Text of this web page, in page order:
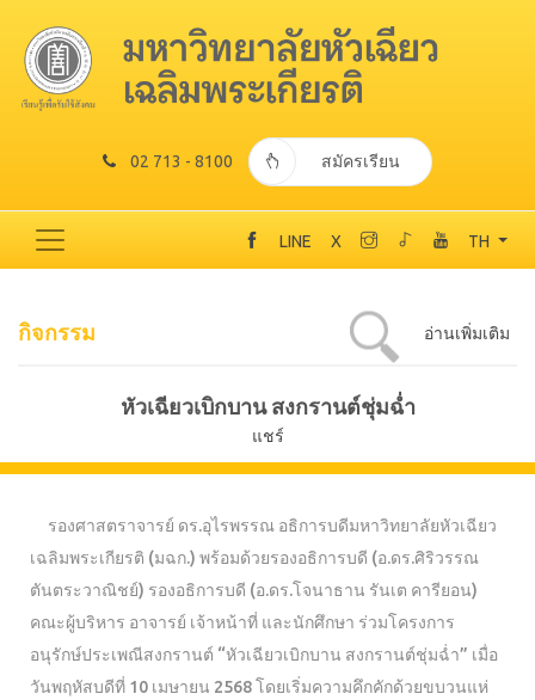
02 713 - 8100 สมัครเรียน
LINE X TH
กิจกรรม อ่านเพิ่มเติม
หัวเฉียวเบิกบาน สงกรานต์ชุ่มฉ่ำ
แชร์
รองศาสตราจารย์ ดร.อุไรพรรณ อธิการบดีมหาวิทยาลัยหัวเฉียว
เฉลิมพระเกียรติ (มฉก.) พร้อมด้วยรองอธิการบดี (อ.ดร.ศิริวรรณ
ตันตระวาณิชย์) รองอธิการบดี (อ.ดร.โจนาธาน รันเต คารียอน)
คณะผู้บริหาร อาจารย์ เจ้าหน้าที่ และนักศึกษา ร่วมโครงการ
อนุรักษ์ประเพณีสงกรานต์ “หัวเฉียวเบิกบาน สงกรานต์ชุ่มฉ่ำ” เมื่อ
วันพฤหัสบดีที่ 10 เมษายน 2568 โดยเริ่มความคึกคักด้วยขบวนแห่